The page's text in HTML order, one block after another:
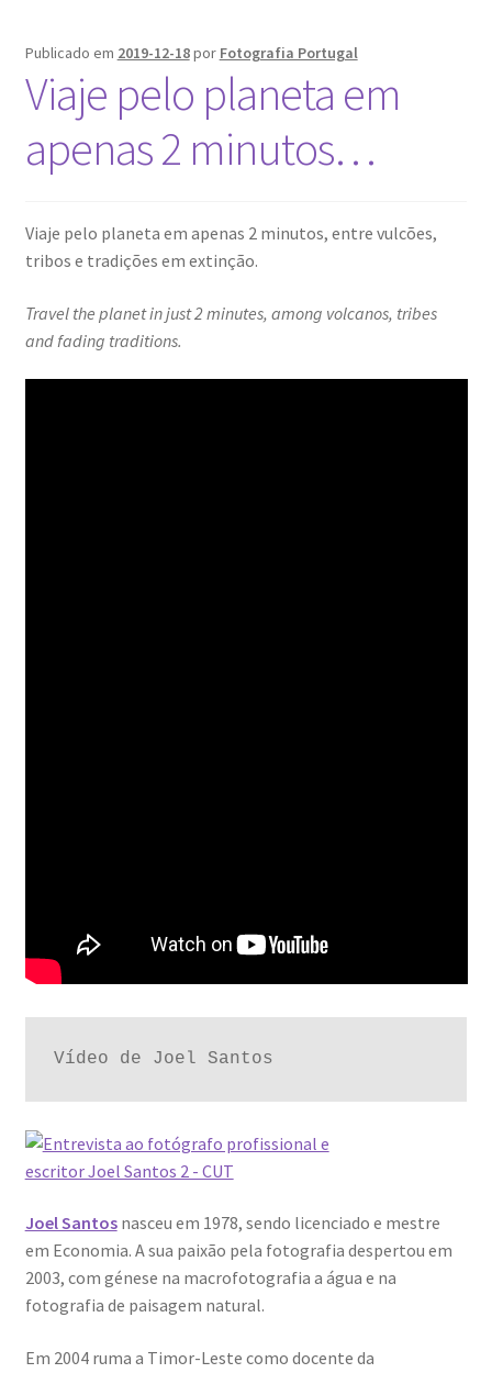
Publicado em 2019-12-18por Fotografia Portugal
Viaje pelo planeta em
apenas 2 minutos…
Viaje pelo planeta em apenas 2 minutos, entre vulcões,
tribos e tradições em extinção.
Travel the planet in just 2 minutes, among volcanos, tribes
and fading traditions.
Joel Santosnasceu em 1978, sendo licenciado e mestre
em Economia. A sua paixão pela fotografia despertou em
2003, com génese na macrofotografia a água e na
fotografia de paisagem natural.
Em 2004 ruma a Timor-Leste como docente da